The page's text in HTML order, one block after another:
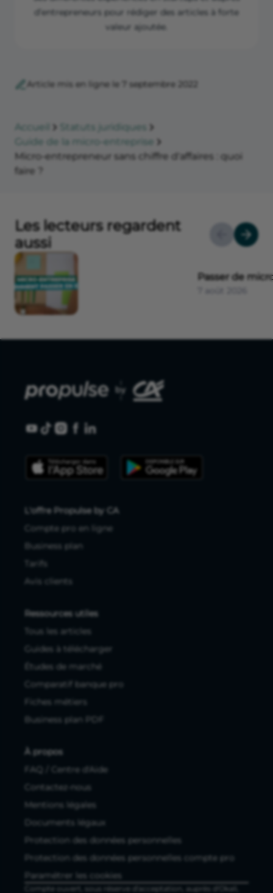
d’entrepreneurs pour rédiger des articles à forte
valeur ajoutée.
Article mis en ligne le 7 septembre 2022
Accueil
Statuts juridiques
Guide de la micro-entreprise
Micro-entrepreneur sans chiffre d'affaires : quoi
faire ?
Les lecteurs regardent
aussi
Passer de
L'offre Propulse by CA
Compte pro en ligne
Business plan
Tarifs
Avis clients
Ressources utiles
Tous les articles
Guides à télécharger
Études de marché
Comparatif banque pro
Fiches métiers
Business plan PDF
À propos
FAQ / Centre d'Aide
Contactez-nous
Mentions légales
Documents légaux
Protection des données personnelles
Protection des données personnelles compte pro
Paramétrer les cookies
Compte ouvert, sous réserve d'acceptation, auprès d'Okali,